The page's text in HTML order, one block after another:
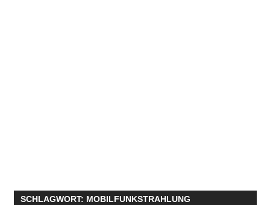
SCHLAGWORT: MOBILFUNKSTRAHLUNG